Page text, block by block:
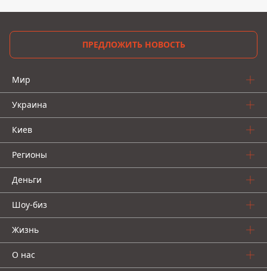
ПРЕДЛОЖИТЬ НОВОСТЬ
Мир
Украина
Киев
Регионы
Деньги
Шоу-биз
Жизнь
О нас